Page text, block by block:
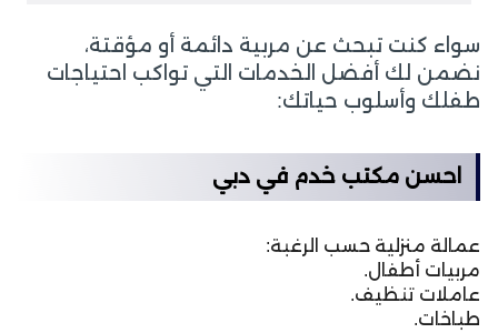
سواء كنت تبحث عن مربية دائمة أو مؤقتة،
نضمن لك أفضل الخدمات التي تواكب احتياجات
طفلك وأسلوب حياتك:
احسن مكتب خدم في دبي
عمالة منزلية حسب الرغبة:
مربيات أطفال.
عاملات تنظيف.
طباخات.